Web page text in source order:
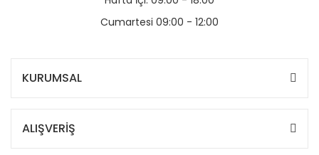
Cumartesi 09:00 - 12:00
KURUMSAL
ALIŞVERİŞ